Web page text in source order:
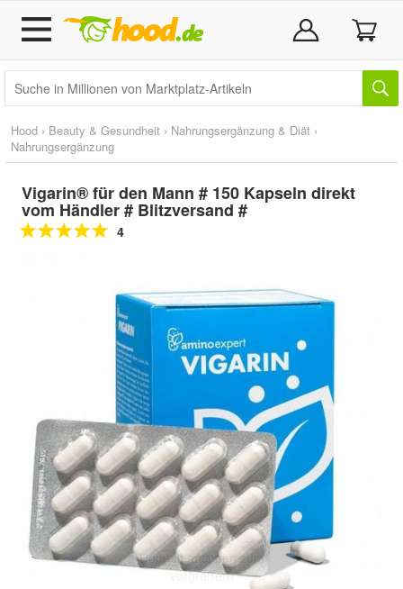
Hood › Beauty & Gesundheit › Nahrungsergänzung & Diät ›
Nahrungsergänzung
Vigarin® für den Mann # 150 Kapseln direkt
vom Händler # Blitzversand #
4
Doppelt antippen zum
vergrößern